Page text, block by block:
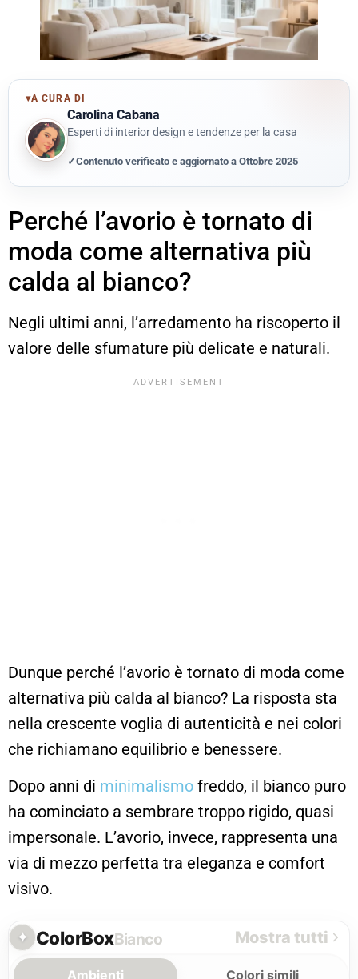
▾A CURA DI
Carolina Cabana
Esperti di interior design e tendenze per la casa
✓Contenuto verificato e aggiornato a Ottobre 2025
Perché l’avorio è tornato di
moda come alternativa più
calda al bianco?
Negli ultimi anni, l’arredamento ha riscoperto il
valore delle sfumature più delicate e naturali.
Dunque perché l’avorio è tornato di moda come
alternativa più calda al bianco? La risposta sta
nella crescente voglia di autenticità e nei colori
che richiamano equilibrio e benessere.
Dopo anni di minimalismo freddo, il bianco puro
ha cominciato a sembrare troppo rigido, quasi
impersonale. L’avorio, invece, rappresenta una
via di mezzo perfetta tra eleganza e comfort
visivo.
ColorBoxBianco Mostra tutti
Ambienti Colori simili